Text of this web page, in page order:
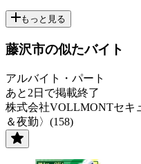
もっと見る
藤沢市の似たバイト
アルバイト・パート
あと2日で掲載終了
株式会社VOLLMONTセキ
＆夜勤〉(158)